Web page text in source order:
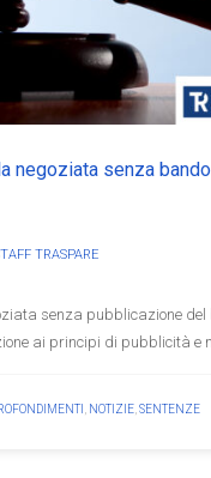
negoziata senza
TRASPARE
senza pubblicazione del
ai principi di pubblicità e
NOTIZIE SENTENZE